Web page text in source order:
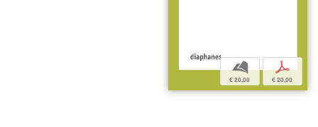
b
€ 20,00
p
€ 20,00